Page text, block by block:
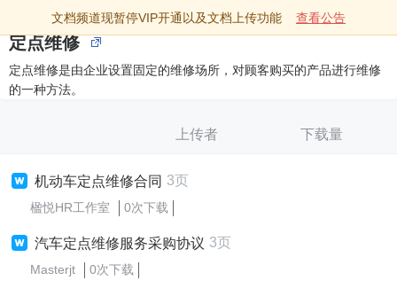
文档频道现暂停VIP开通以及文档上传功能 查看公告
定点维修
定点维修是由企业设置固定的维修场所，对顾客购买的产品进行维修
的一种方法。
上传者 下载量
机动车定点维修合同 3页
楹悦HR工作室 0次下载
汽车定点维修服务采购协议 3页
Masterjt 0次下载